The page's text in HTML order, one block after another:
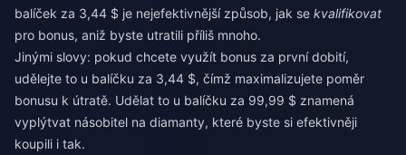
balíček za 3,44 $ je nejefektivnější způsob, jak se kvalifikovat
pro bonus, aniž byste utratili příliš mnoho.
Jinými slovy: pokud chcete využít bonus za první dobití,
udělejte to u balíčku za 3,44 $, čímž maximalizujete poměr
bonusu k útratě. Udělat to u balíčku za 99,99 $ znamená
vyplýtvat násobitel na diamanty, které byste si efektivněji
koupili i tak.